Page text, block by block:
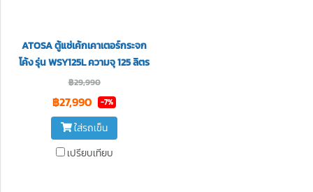
ATOSA ตู้แช่เค้กเคาเตอร์กระจก
โค้ง รุ่น WSY125L ความจุ 125 ลิตร
฿29,990
฿27,990 -7%
ใส่รถเข็น
เปรียบเทียบ